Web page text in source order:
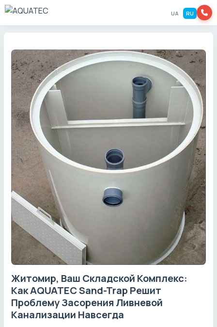
UA RU
Житомир, Ваш Складской Комплекс:
Как AQUATEC Sand-Trap Решит
Проблему Засорения Ливневой
Канализации Навсегда